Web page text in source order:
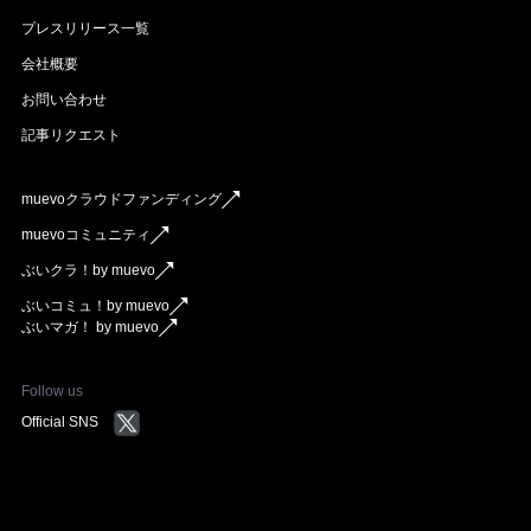
プレスリリース一覧
会社概要
お問い合わせ
記事リクエスト
muevoクラウドファンディング
muevoコミュニティ
ぶいクラ！by muevo
ぶいコミュ！by muevo
ぶいマガ！ by muevo
Follow us
Official SNS